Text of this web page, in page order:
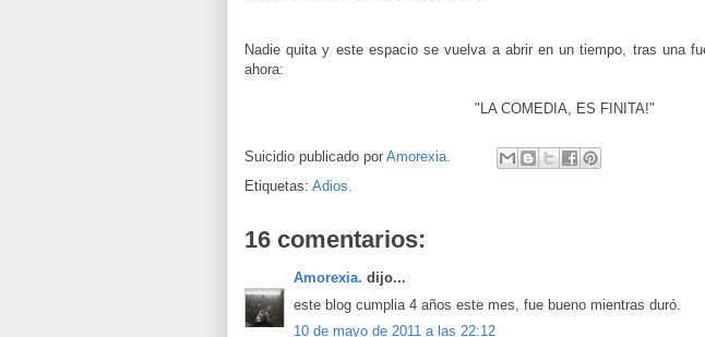
Nadie quita y este espacio se vuelva a abrir en un tiempo, tras una
ahora:
"LA COMEDIA, ES FINITA!"
Suicidio publicado por Amorexia.
Etiquetas: Adios.
16 comentarios:
Amorexia. dijo...
este blog cumplia 4 años este mes, fue bueno mientras duró.
10 de mayo de 2011 a las 22:12